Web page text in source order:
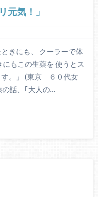
元気！」
きにも、 クーラーで体
もこの生薬を 使うとス
す。」 (東京 ６０代女
話、｢大人の…